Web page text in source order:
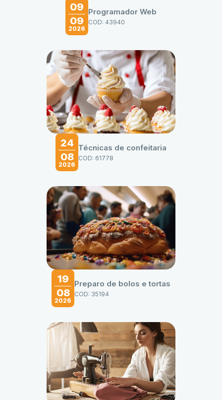
09
09
2026
Programador Web
COD: 43940
24
08
2026
Técnicas de confeitaria
COD: 61778
19
08
2026
Preparo de bolos e tortas
COD: 35194